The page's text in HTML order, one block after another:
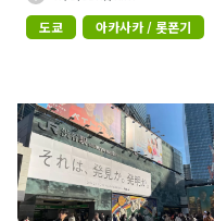
도쿄
아카사카 / 롯폰기